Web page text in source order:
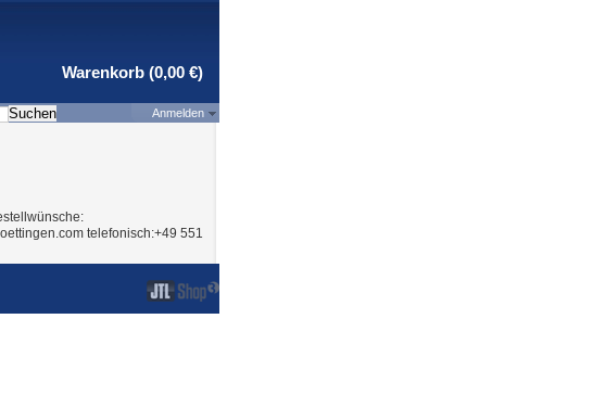
Warenkorb (0,00 €)
Anmelden
telefonisch:+49 551